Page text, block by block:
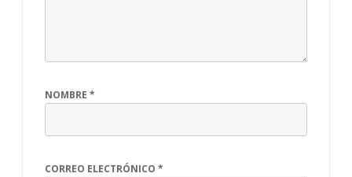
NOMBRE *
CORREO ELECTRÓNICO *